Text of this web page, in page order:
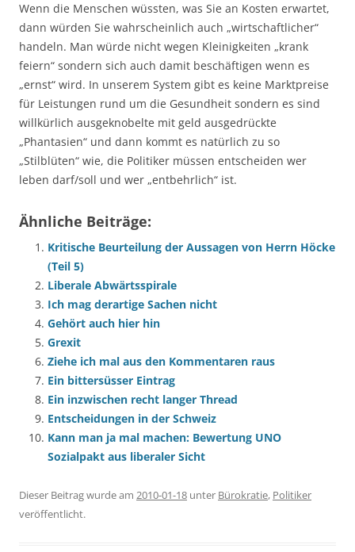
Wenn die Menschen wüssten, was Sie an Kosten erwartet,
dann würden Sie wahrscheinlich auch „wirtschaftlicher“
handeln. Man würde nicht wegen Kleinigkeiten „krank
feiern“ sondern sich auch damit beschäftigen wenn es
„ernst“ wird. In unserem System gibt es keine Marktpreise
für Leistungen rund um die Gesundheit sondern es sind
willkürlich ausgeknobelte mit geld ausgedrückte
„Phantasien“ und dann kommt es natürlich zu so
„Stilblüten“ wie, die Politiker müssen entscheiden wer
leben darf/soll und wer „entbehrlich“ ist.
Ähnliche Beiträge:
Kritische Beurteilung der Aussagen von Herrn Höcke
(Teil 5)
Liberale Abwärtsspirale
Ich mag derartige Sachen nicht
Gehört auch hier hin
Grexit
Ziehe ich mal aus den Kommentaren raus
Ein bittersüsser Eintrag
Ein inzwischen recht langer Thread
Entscheidungen in der Schweiz
Kann man ja mal machen: Bewertung UNO
Sozialpakt aus liberaler Sicht
Dieser Beitrag wurde am 2010-01-18 unter Bürokratie, Politiker
veröffentlicht.